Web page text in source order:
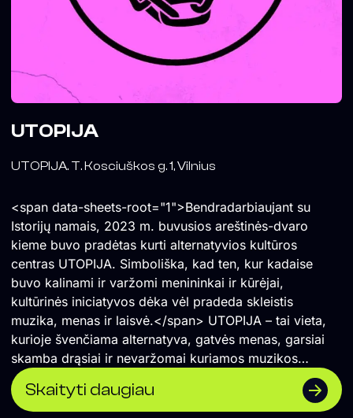
UTOPIJA
UTOPIJA. T. Kosciuškos g. 1, Vilnius
<span data-sheets-root="1">Bendradarbiaujant su
Istorijų namais, 2023 m. buvusios areštinės-dvaro
kieme buvo pradėtas kurti alternatyvios kultūros
centras UTOPIJA. Simboliška, kad ten, kur kadaise
buvo kalinami ir varžomi menininkai ir kūrėjai,
kultūrinės iniciatyvos dėka vėl pradeda skleistis
muzika, menas ir laisvė.</span> UTOPIJA – tai vieta,
kurioje švenčiama alternatyva, gatvės menas, garsiai
skamba drąsiai ir nevaržomai kuriamos muzikos
koncertai ir vakarėliai. Čia renkasi vilniečiai ir miesto
svečiai, savo vietą atranda įvairios miesto
bendruomenės. UTOPIJA palaiko maištingą miesto
Skaityti daugiau